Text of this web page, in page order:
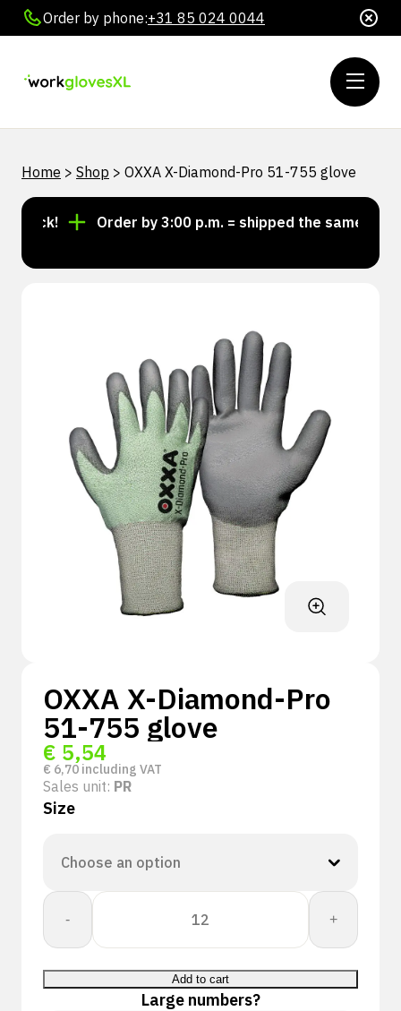
Order by phone:+31 85 024 0044
Home > Shop > OXXA X-Diamond-Pro 51-755 glove
Order by 3:00 p.m. = shipped the same day
OXXA X-Diamond-Pro
51-755 glove
€ 5,54
€ 6,70 including VAT
Sales unit: PR
Size
-
OXXA
Diamond-
51-
+
Add to cart
Large numbers?